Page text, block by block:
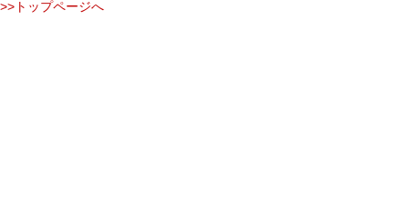
>>トップページへ